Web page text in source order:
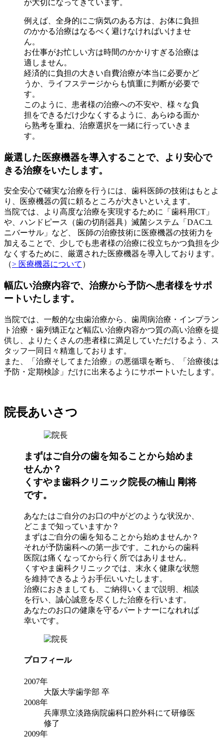
が大切になってきています。
例えば、全身的にご病気のある方は、お体に負担
のかかる治療はなるべく避けなければいけませ
ん。
お仕事がお忙しい方は時間のかかりすぎる治療は
適しません。
経済的に負担の大きい自費治療が本当に必要かど
うか、ライフステージからも慎重に判断が必要で
す。
このように、患者様の治療への不安や、様々な負
担をできるだけ少なくするように、あらゆる面か
ら熟考を重ね、治療選択を一緒に行っていきま
す。
厳選した医療機器を導入することで、より安心で
きる治療をいたします。
安全安心で確実な治療を行うには、歯科医師の技術はもとよ
り、医療機器の質に頼るところが大きいといえます。
当院では、より高度な治療を実現するために「歯科用CT」
や、ハンドピース（歯の切削器具）滅菌システム「DACユ
ニバーサル」など、 医師の治療技術に医療機器の技術力を
加えることで、少しでも患者様の治療に役立ちかつ負担を少
なくするために、厳選された医療機器を導入しております。
（> 医療機器について ）
幅広い治療内容で、治療から予防へ患者様をサポ
ートいたします。
当院では、一般的な虫歯治療から、歯周病治療・インプラン
ト治療・歯列矯正など幅広い治療内容かつ質の高い治療を提
供し、よりたくさんの患者様に満足していただけるよう、ス
タッフ一同日々精進しております。
また、「治療そしてまた治療」の悪循環を断ち、「治療後は
予防・定期検診」だけに出来るようにサポートいたします。
院長あいさつ
まずはご自分の歯を知ることから始めま
せんか？
くすやま歯科クリニック院長の楠山 剛将
です。
あなたはご自分のお口の中がどのような状況か、
どこまで知っていますか？
まずはご自分の歯を知ることから始めませんか？
それが予防歯科への第一歩です。これからの歯科
医院は痛くなってから行く所ではありません。
くすやま歯科クリニックでは、末永く健康な状態
を維持できるようお手伝いいたします。
治療におきましても、ご納得いくまで説明、相談
を行い、誠心誠意を尽くした治療を行います。
あなたのお口の健康を守るパートナーになれれば
幸いです。
プロフィール
2007年
大阪大学歯学部 卒
2008年
兵庫県立淡路病院歯科口腔外科にて研修医
修了
2009年